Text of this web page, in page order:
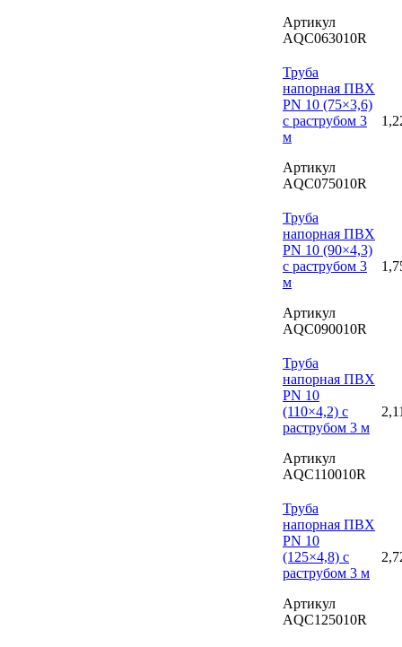
Артикул
AQC063010R
Труба
напорная ПВХ
PN 10 (75×3,6)
с раструбом 3
м
Артикул
AQC075010R
Труба
напорная ПВХ
PN 10 (90×4,3)
с раструбом 3
м
Артикул
AQC090010R
Труба
напорная ПВХ
PN 10
(110×4,2) с
раструбом 3 м
Артикул
AQC110010R
Труба
напорная ПВХ
PN 10
(125×4,8) с
раструбом 3 м
Артикул
AQC125010R